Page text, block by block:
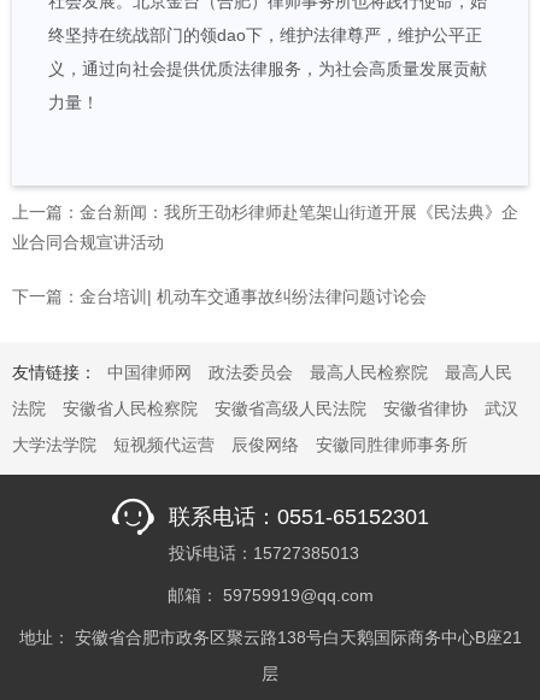
终坚持在统战部门的领dao下，维护法律尊严，维护公平正
义，通过向社会提供优质法律服务，为社会高质量发展贡献
力量！
上一篇：金台新闻：我所王劭杉律师赴笔架山街道开展《民法典》企
业合同合规宣讲活动
下一篇：金台培训| 机动车交通事故纠纷法律问题讨论会
友情链接： 中国律师网 政法委员会 最高人民检察院
最高人民
法院
安徽省人民检察院 安徽省高级人民法院 安徽省律协
武汉
大学法学院
短视频代运营 辰俊网络 安徽同胜律师事务所
联系电话：0551-65152301
投诉电话：15727385013
邮箱： 59759919@qq.com
地址： 安徽省合肥市政务区聚云路138号白天鹅国际商务中心B座21
层